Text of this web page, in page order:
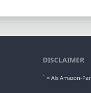
DISCLAIMER
1 = Als Amazon-